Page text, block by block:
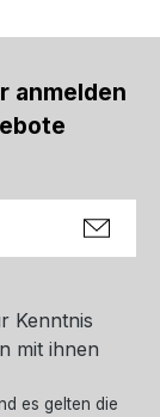
anmelden
Kenntnis
mit ihnen
es gelten die